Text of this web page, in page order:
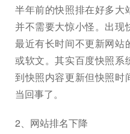
半年前的快照排在好多大
并不需要大惊小怪。出
最近有长时间不更新网站
或软文。其实百度快照系
到快照内容更新但快照时
当回事了。
2、网站排名下降